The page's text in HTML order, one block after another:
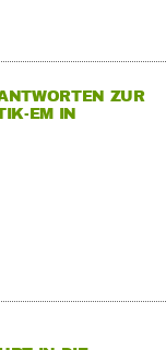
ZUR
EM IN